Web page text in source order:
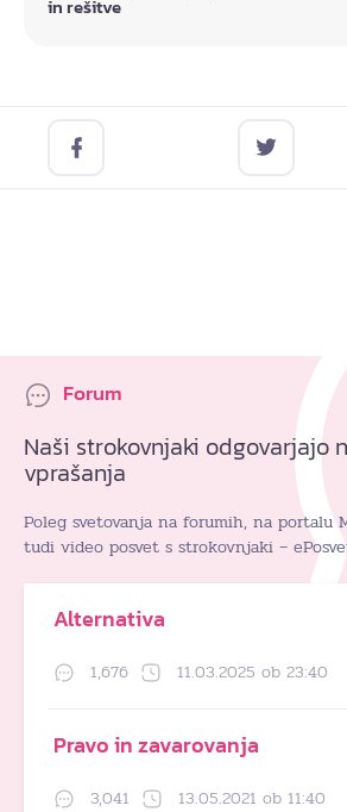
in rešitve
Forum
Naši strokovnjaki odgovarjajo
vprašanja
Poleg svetovanja na forumih, na portalu
tudi video posvet s strokovnjaki –
Alternativa
1,676 11.03.2025 ob 23:40
Pravo in zavarovanja
3,041 13.05.2021 ob 11:40